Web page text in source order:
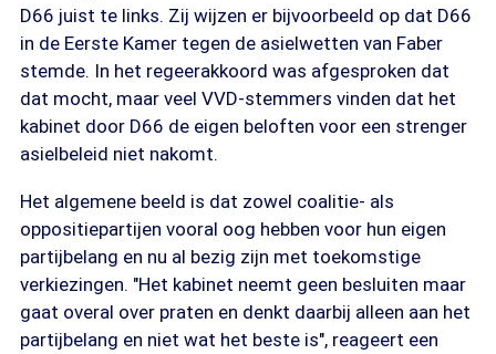
D66 juist te links. Zij wijzen er bijvoorbeeld op dat D66
in de Eerste Kamer tegen de asielwetten van Faber
stemde. In het regeerakkoord was afgesproken dat
dat mocht, maar veel VVD-stemmers vinden dat het
kabinet door D66 de eigen beloften voor een strenger
asielbeleid niet nakomt.
Het algemene beeld is dat zowel coalitie- als
oppositiepartijen vooral oog hebben voor hun eigen
partijbelang en nu al bezig zijn met toekomstige
verkiezingen. "Het kabinet neemt geen besluiten maar
gaat overal over praten en denkt daarbij alleen aan het
partijbelang en niet wat het beste is", reageert een